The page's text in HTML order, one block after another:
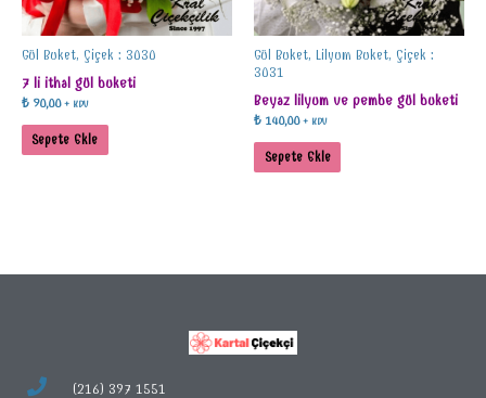
Gül Buket, Çiçek : 3030
7 li ithal gül buketi
₺90,00 + KDV
Sepete Ekle
Gül Buket, Lilyum Buket, Çiçek :
3031
Beyaz lilyum ve pembe gül buketi
₺ 140,00 + KDV
Sepete Ekle
(216) 397 1551